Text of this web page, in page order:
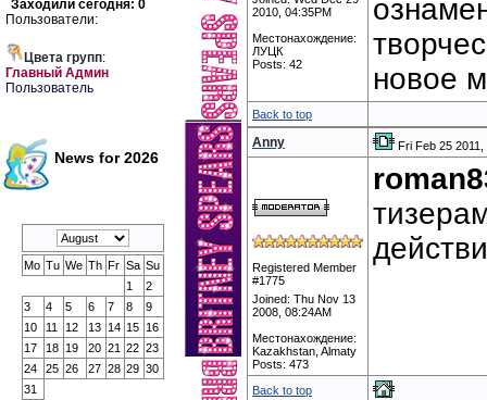
Заходили сегодня: 0
Пользователи:
Цвета групп:
Главный Админ
Пользователь
News for 2026
Mo Tu We Th Fr Sa Su
1
2
3
4 5 6 7 8
9
10
11 12 13 14 15 16
17
18 19 20 21 22 23
24
25 26 27 28 29 30
31
2010, 04:35PM
Местонахождение:
ЛУЦК
Posts: 42
новое
Back to top
Anny Fri Feb 25 2011,
Registered Member
#1775
Joined: Thu Nov 13
2008, 08:24AM
Местонахождение:
Kazakhstan, Almaty
Posts: 473
Back to top